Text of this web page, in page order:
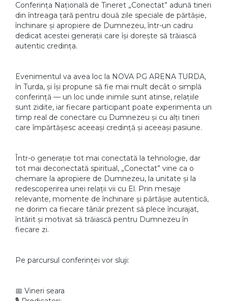
Conferința Națională de Tineret „Conectat” adună tineri
din întreaga țară pentru două zile speciale de părtășie,
închinare și apropiere de Dumnezeu, într-un cadru
dedicat acestei generații care își dorește să trăiască
autentic credința.
Evenimentul va avea loc la NOVA PG ARENA TURDA,
în Turda, și își propune să fie mai mult decât o simplă
conferință — un loc unde inimile sunt atinse, relațiile
sunt zidite, iar fiecare participant poate experimenta un
timp real de conectare cu Dumnezeu și cu alți tineri
care împărtășesc aceeași credință și aceeași pasiune.
Într-o generație tot mai conectată la tehnologie, dar
tot mai deconectată spiritual, „Conectat” vine ca o
chemare la apropiere de Dumnezeu, la unitate și la
redescoperirea unei relații vii cu El. Prin mesaje
relevante, momente de închinare și părtășie autentică,
ne dorim ca fiecare tânăr prezent să plece încurajat,
întărit și motivat să trăiască pentru Dumnezeu în
fiecare zi.
Pe parcursul conferinței vor sluji:
📅 Vineri seara